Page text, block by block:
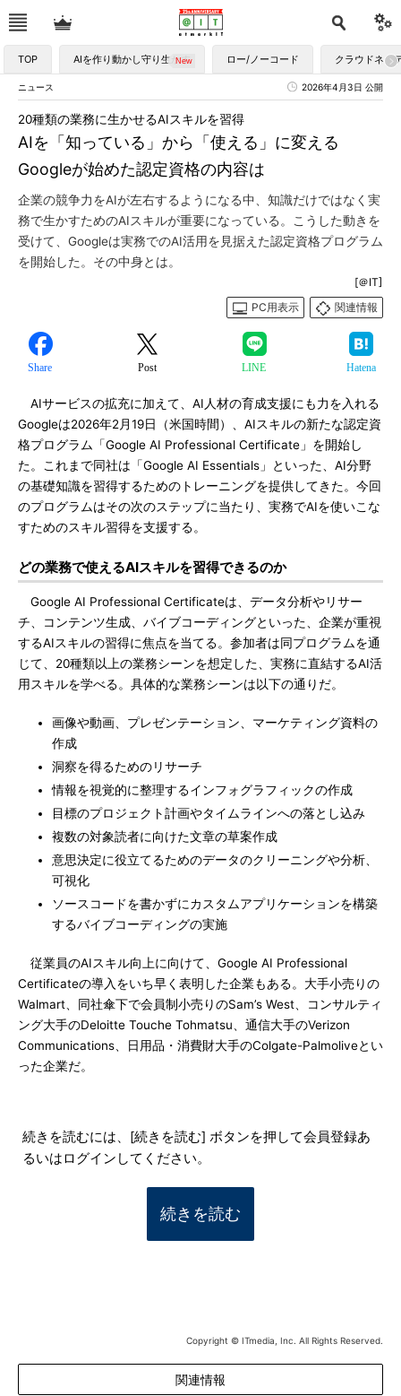
TOP AIを作り動かし守り生かす ロー/ノーコード クラウドネイ
ニュース 2026年4月3日 公開
AIを「知っている」から「使える」に変える
Googleが始めた認定資格の内容は
20種類の業務に生かせるAIスキルを習得
企業の競争力をAIが左右するようになる中、知識だけではなく実
務で生かすためのAIスキルが重要になっている。こうした動きを
受けて、Googleは実務でのAI活用を見据えた認定資格プログラム
を開始した。その中身とは。
[＠IT]
PC用表示
関連情報
Share Post LINE Hatena
AIサービスの拡充に加えて、AI人材の育成支援にも力を入れる
Googleは2026年2月19日（米国時間）、AIスキルの新たな認定資
格プログラム「Google AI Professional Certificate」を開始し
た。これまで同社は「Google AI Essentials」といった、AI分野
の基礎知識を習得するためのトレーニングを提供してきた。今回
のプログラムはその次のステップに当たり、実務でAIを使いこな
すためのスキル習得を支援する。
どの業務で使えるAIスキルを習得できるのか
Google AI Professional Certificateは、データ分析やリサー
チ、コンテンツ生成、バイブコーディングといった、企業が重視
するAIスキルの習得に焦点を当てる。参加者は同プログラムを通
じて、20種類以上の業務シーンを想定した、実務に直結するAI活
用スキルを学べる。具体的な業務シーンは以下の通りだ。
画像や動画、プレゼンテーション、マーケティング資料の
作成
洞察を得るためのリサーチ
情報を視覚的に整理するインフォグラフィックの作成
目標のプロジェクト計画やタイムラインへの落とし込み
複数の対象読者に向けた文章の草案作成
意思決定に役立てるためのデータのクリーニングや分析、
可視化
ソースコードを書かずにカスタムアプリケーションを構築
するバイブコーディングの実施
従業員のAIスキル向上に向けて、Google AI Professional
Certificateの導入をいち早く表明した企業もある。大手小売りの
Walmart、同社傘下で会員制小売りのSam’s West、コンサルティ
ング大手のDeloitte Touche Tohmatsu、通信大手のVerizon
Communications、日用品・消費財大手のColgate-Palmoliveとい
った企業だ。
続きを読むには、[続きを読む] ボタンを押して会員登録あ
るいはログインしてください。
続きを読む
Copyright © ITmedia, Inc. All Rights Reserved.
関連情報